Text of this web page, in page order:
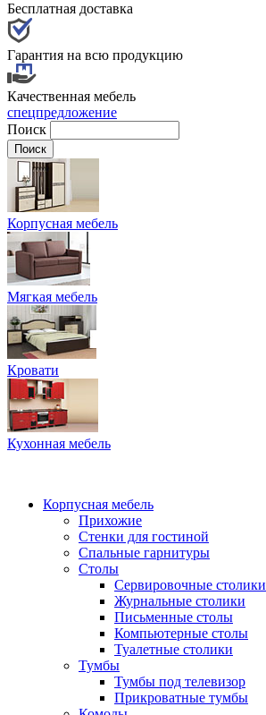
Бесплатная доставка
Гарантия на всю продукцию
Качественная мебель
спецпредложение
Поиск
Корпусная мебель
Мягкая мебель
Кровати
Кухонная мебель
Корпусная мебель
Прихожие
Стенки для гостиной
Спальные гарнитуры
Столы
Сервировочные столики
Журнальные столики
Письменные столы
Компьютерные столы
Туалетные столики
Тумбы
Тумбы под телевизор
Прикроватные тумбы